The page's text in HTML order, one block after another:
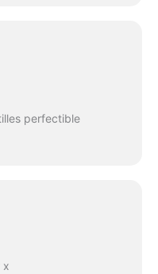
perfectible
x